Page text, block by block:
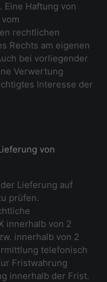
Haftung von
rechtlichen
Rechts am eigenen
bei vorliegender
Verwertung
Interesse der
von
Lieferung auf
prüfen.
innerhalb von 2
innerhalb von 2
telefonisch
Fristwahrung
innerhalb der Frist.